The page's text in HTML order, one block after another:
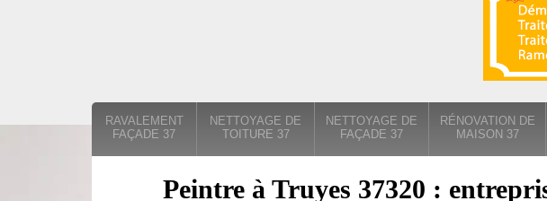
RAVALEMENT
FAÇADE 37
NETTOYAGE DE
TOITURE 37
NETTOYAGE DE
FAÇADE 37
RÉNOVATION DE
MAISON 37
Peintre à Truyes 37320 :